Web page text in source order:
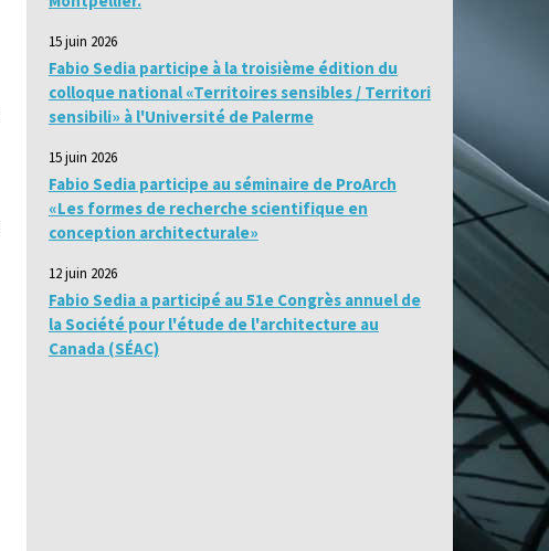
15 juin 2026
Fabio Sedia participe à la troisième édition du
colloque national «Territoires sensibles / Territori
sensibili» à l'Université de Palerme
15 juin 2026
Fabio Sedia participe au séminaire de ProArch
«Les formes de recherche scientifique en
conception architecturale»
12 juin 2026
Fabio Sedia a participé au 51e Congrès annuel de
la Société pour l'étude de l'architecture au
Canada (SÉAC)